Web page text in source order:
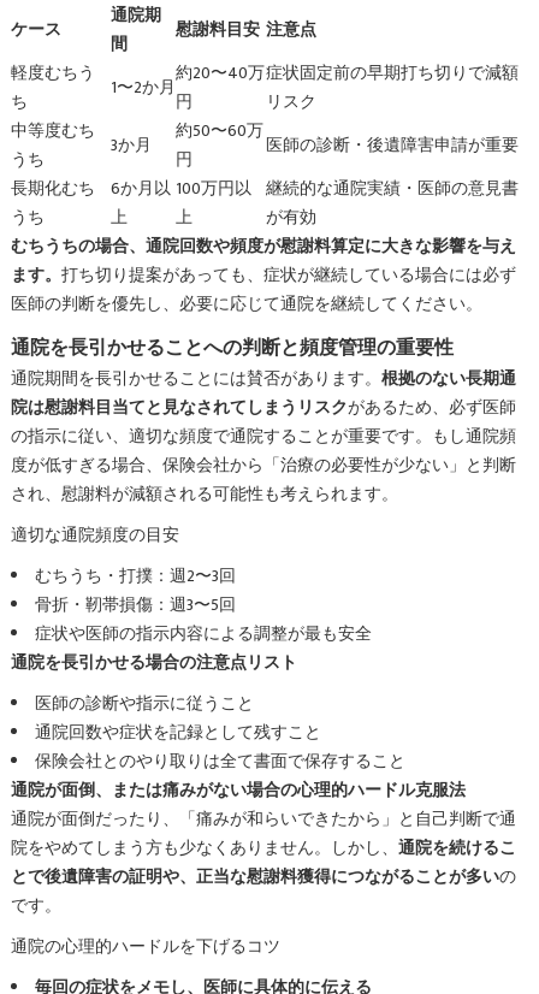
ケース
通院期
間
慰謝料目安 注意点
軽度むちう
ち
1〜2か月
約20〜40万
円
症状固定前の早期打ち切りで減額
リスク
中等度むち
うち
3か月
約50〜60万
円
医師の診断・後遺障害申請が重要
長期化むち
うち
6か月以
上
100万円以
上
継続的な通院実績・医師の意見書
が有効
むちうちの場合、通院回数や頻度が慰謝料算定に大きな影響を与え
ます。 打ち切り提案があっても、症状が継続している場合には必ず
医師の判断を優先し、必要に応じて通院を継続してください。
通院を長引かせることへの判断と頻度管理の重要性
通院期間を長引かせることには賛否があります。 根拠のない長期通
院は慰謝料目当てと見なされてしまうリスクがあるため、必ず医師
の指示に従い、適切な頻度で通院することが重要です。もし通院頻
度が低すぎる場合、保険会社から「治療の必要性が少ない」と判断
され、慰謝料が減額される可能性も考えられます。
適切な通院頻度の目安
むちうち・打撲：週2〜3回
骨折・靭帯損傷：週3〜5回
症状や医師の指示内容による調整が最も安全
通院を長引かせる場合の注意点リスト
医師の診断や指示に従うこと
通院回数や症状を記録として残すこと
保険会社とのやり取りは全て書面で保存すること
通院が面倒、または痛みがない場合の心理的ハードル克服法
通院が面倒だったり、「痛みが和らいできたから」と自己判断で通
院をやめてしまう方も少なくありません。しかし、 通院を続けるこ
とで後遺障害の証明や、正当な慰謝料獲得につながることが多いの
です。
通院の心理的ハードルを下げるコツ
毎回の症状をメモし、医師に具体的に伝える